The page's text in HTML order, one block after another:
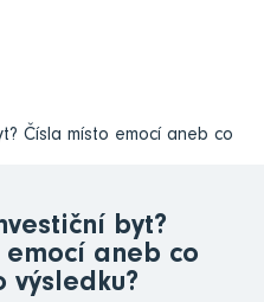
byt?
aneb co
výsledku?